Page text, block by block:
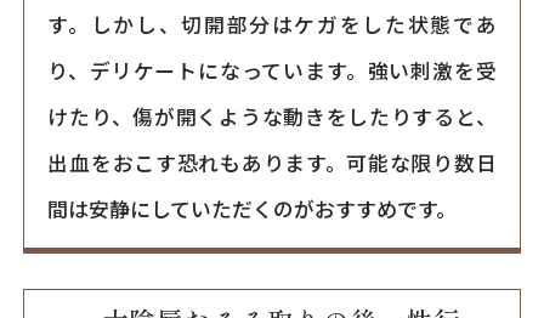
す。しかし、切開部分はケガをした状態であ
り、デリケートになっています。強い刺激を受
けたり、傷が開くような動きをしたりすると、
出血をおこす恐れもあります。可能な限り数日
間は安静にしていただくのがおすすめです。